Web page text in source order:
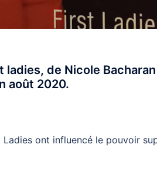
de Nicole
août 2020.
ont influencé le pouvoir